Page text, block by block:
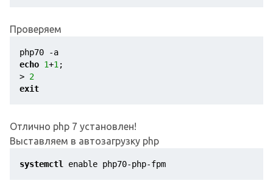
Проверяем
php70
-a
echo 1+1 ;
> 2
exit
Отлично php 7 установлен!
Выставляем в автозагрузку php
systemctl enable php70-php-fpm